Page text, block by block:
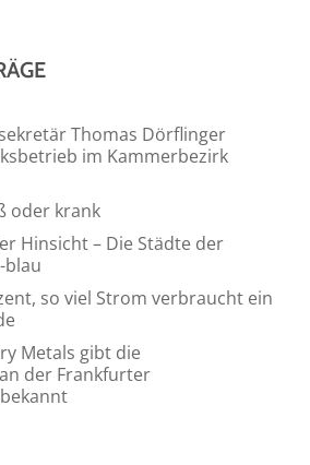
Thomas Dörflinger
im Kammerbezirk
oder krank
Hinsicht – Die Städte der
blau
so viel Strom verbraucht ein
Metals gibt die
der Frankfurter